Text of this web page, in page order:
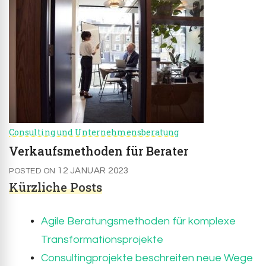
Consulting und Unternehmensberatung
Verkaufsmethoden für Berater
POSTED ON 12 JANUAR 2023
Kürzliche Posts
Agile Beratungsmethoden für komplexe
Transformationsprojekte
Consultingprojekte beschreiten neue Wege